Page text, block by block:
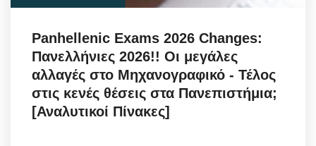
Panhellenic Exams 2026 Changes:
Πανελλήνιες 2026!! Οι μεγάλες
αλλαγές στο Μηχανογραφικό - Τέλος
στις κενές θέσεις στα Πανεπιστήμια;
[Αναλυτικοί Πίνακες]